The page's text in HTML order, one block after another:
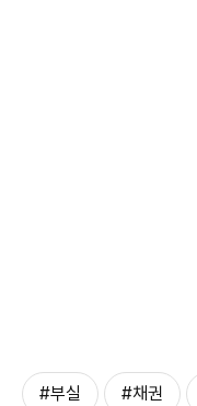
#부실 #채권